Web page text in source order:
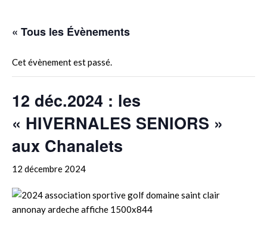
« Tous les Évènements
Cet évènement est passé.
12 déc.2024 : les
« HIVERNALES SENIORS »
aux Chanalets
12 décembre 2024